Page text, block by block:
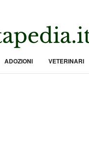
ADOZIONI VETERINARI